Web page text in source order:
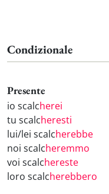
Condizionale
Presente
io scalcherei
tu scalcheresti
lui/lei scalcherebbe
noi scalcheremmo
voi scalchereste
loro scalcherebbero